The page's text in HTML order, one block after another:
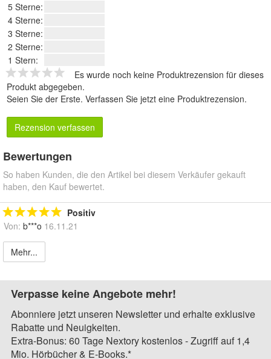
5 Sterne:
4 Sterne:
3 Sterne:
2 Sterne:
1 Stern:
Es wurde noch keine Produktrezension für dieses
Produkt abgegeben.
Seien Sie der Erste. Verfassen Sie jetzt eine Produktrezension.
Rezension verfassen
Bewertungen
So haben Kunden, die den Artikel bei diesem Verkäufer gekauft
haben, den Kauf bewertet.
Positiv
Von: b***o 16.11.21
Mehr...
Verpasse keine Angebote mehr!
Abonniere jetzt unseren Newsletter und erhalte exklusive
Rabatte und Neuigkeiten.
Extra-Bonus: 60 Tage Nextory kostenlos - Zugriff auf 1,4
Mio. Hörbücher & E-Books.*